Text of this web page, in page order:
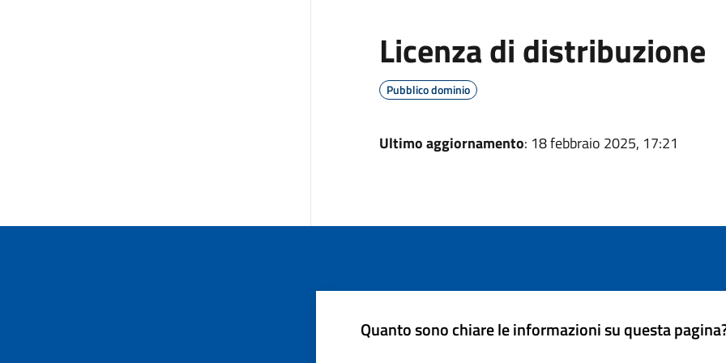
Licenza di distribuzione
Pubblico dominio
Ultimo aggiornamento: 18 febbraio 2025, 17:21
Quanto sono chiare le informazioni su questa